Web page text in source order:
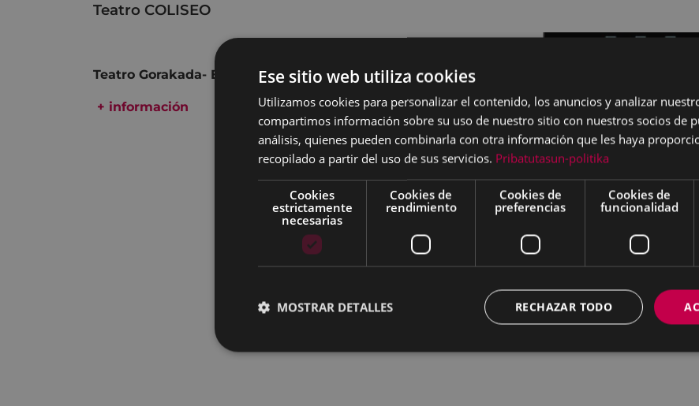
Teatro COLISEO
Teatro Gorakada- Bizkaia
+ información
Ese sitio web utiliza cookies
Utilizamos cookies para personalizar el contenido, los anuncios y analizar
compartimos información sobre su uso de nuestro sitio con nuestros socios de
análisis, quienes pueden combinarla con otra información que les haya
recopilado a partir del uso de sus servicios. Pribatutasun-politika
Cookies
estrictamente
necesarias
Cookies de
rendimiento
Cookies de
preferencias
Cookies de
funcionalidad
RECHAZAR TODO
MOSTRAR DETALLES